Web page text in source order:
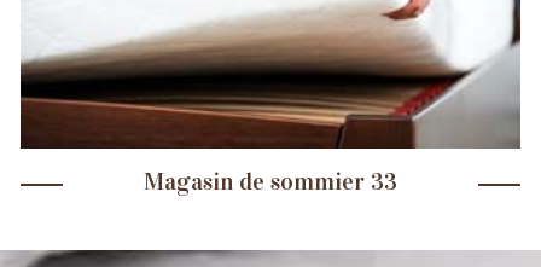
Magasin de sommier 33